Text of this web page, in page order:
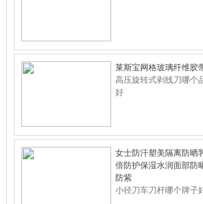
莱斯宝网格玻璃纤维胶
高压旋转式剥线刀哪个
好
女士防汗塑美隔离防晒
倍防护保湿水润面部防
防紫
小径刀车刀杆哪个牌子